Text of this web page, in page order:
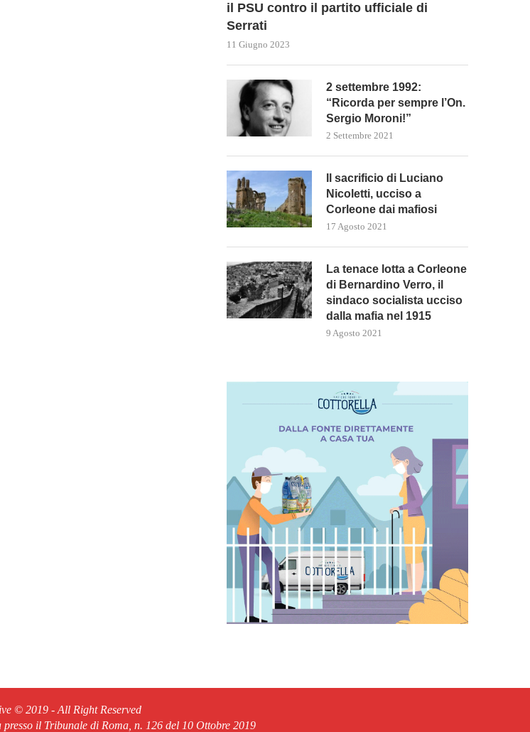
il PSU contro il partito ufficiale di
Serrati
11 Giugno 2023
2 settembre 1992:
“Ricorda per sempre l’On.
Sergio Moroni!”
2 Settembre 2021
Il sacrificio di Luciano
Nicoletti, ucciso a
Corleone dai mafiosi
17 Agosto 2021
La tenace lotta a Corleone
di Bernardino Verro, il
sindaco socialista ucciso
dalla mafia nel 1915
9 Agosto 2021
© 2019 - All Right Reserved
il Tribunale di Roma, n. 126 del 10 Ottobre 2019